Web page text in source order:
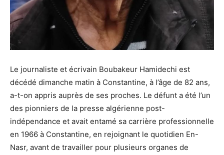
Le journaliste et écrivain Boubakeur Hamidechi est
décédé dimanche matin à Constantine, à l’âge de 82 ans,
a-t-on appris auprès de ses proches. Le défunt a été l’un
des pionniers de la presse algérienne post-
indépendance et avait entamé sa carrière professionnelle
en 1966 à Constantine, en rejoignant le quotidien En-
Nasr, avant de travailler pour plusieurs organes de